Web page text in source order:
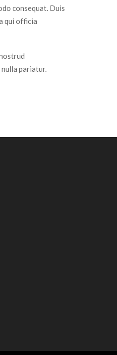
consequat. Duis
qui officia
pariatur.